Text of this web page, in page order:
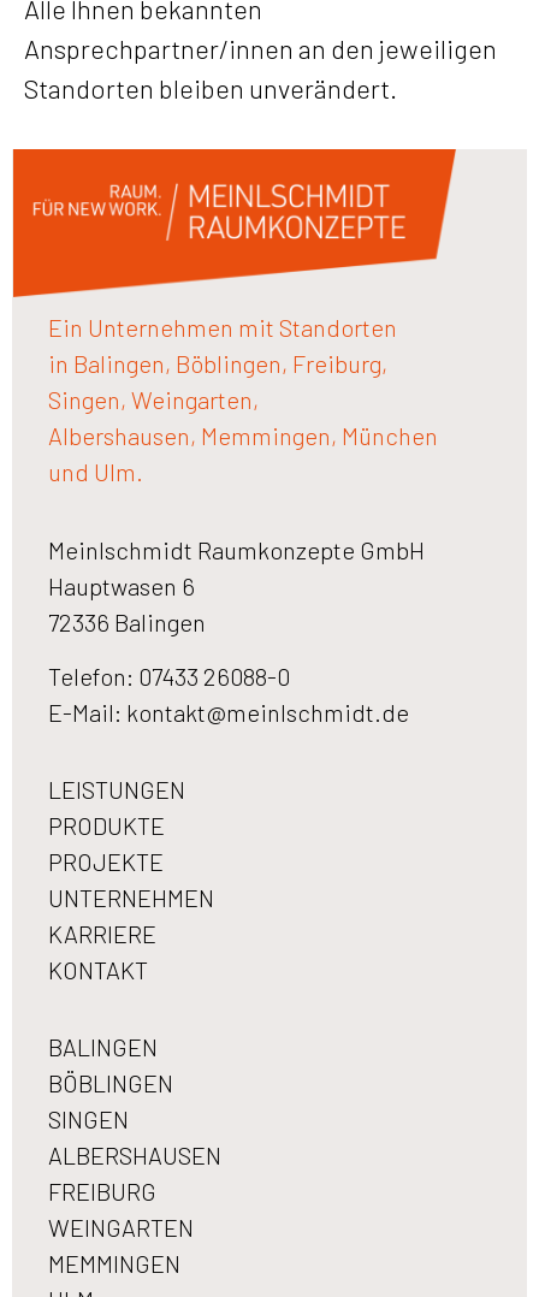
Alle Ihnen bekannten
Ansprechpartner/innen an den jeweiligen
Standorten bleiben unverändert.
Ein Unternehmen mit Standorten
in Balingen, Böblingen, Freiburg,
Singen, Weingarten,
Albershausen, Memmingen, München
und Ulm.
Meinlschmidt Raumkonzepte GmbH
Hauptwasen 6
72336 Balingen
Telefon: 07433 26088-0
E-Mail: kontakt@meinlschmidt.de
LEISTUNGEN
PRODUKTE
PROJEKTE
UNTERNEHMEN
KARRIERE
KONTAKT
BALINGEN
BÖBLINGEN
SINGEN
ALBERSHAUSEN
FREIBURG
WEINGARTEN
MEMMINGEN